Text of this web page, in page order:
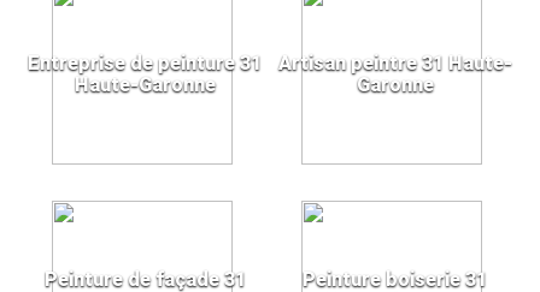
Entreprise de peinture 31
Haute-Garonne
Artisan peintre 31 Haute-
Garonne
Peinture de façade 31
Peinture boiserie 31